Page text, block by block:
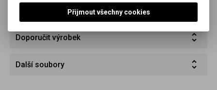
Dotaz na výrobek
Doporučit výrobek
Další soubory
Přijmout všechny cookies